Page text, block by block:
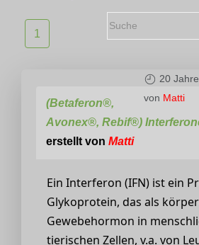
1
20
von Matti
(Betaferon®,
Avonex®, Rebif®)
erstellt von Matti
Ein Interferon (IFN) ist ein
Glykoprotein, das als
Gewebehormon in
tierischen Zellen, v.a. von